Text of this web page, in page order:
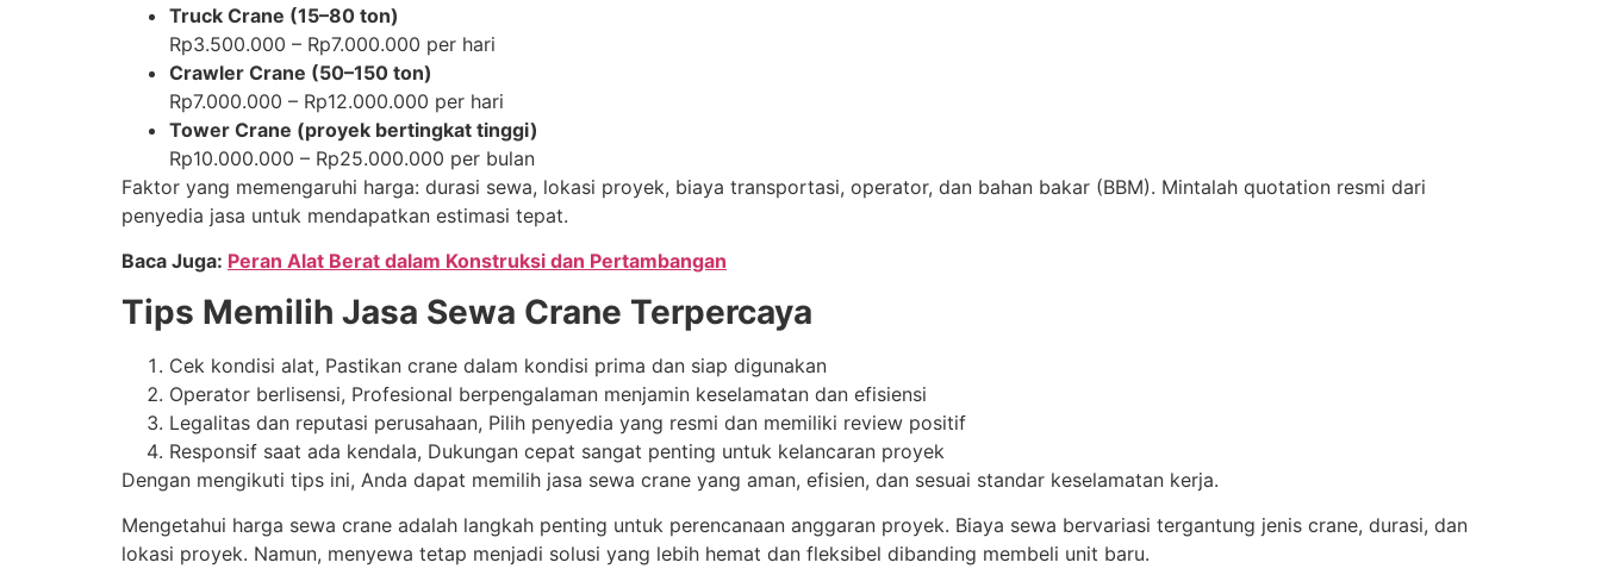
Truck Crane (15–80 ton)
Rp3.500.000 – Rp7.000.000 per hari
Crawler Crane (50–150 ton)
Rp7.000.000 – Rp12.000.000 per hari
Tower Crane (proyek bertingkat tinggi)
Rp10.000.000 – Rp25.000.000 per bulan
Faktor yang memengaruhi harga: durasi sewa, lokasi proyek, biaya transportasi, operator, dan bahan bakar (BBM). Mintalah quotation resmi dari
penyedia jasa untuk mendapatkan estimasi tepat.
Baca Juga: Peran Alat Berat dalam Konstruksi dan Pertambangan
Tips Memilih Jasa Sewa Crane Terpercaya
Cek kondisi alat, Pastikan crane dalam kondisi prima dan siap digunakan
Operator berlisensi, Profesional berpengalaman menjamin keselamatan dan efisiensi
Legalitas dan reputasi perusahaan, Pilih penyedia yang resmi dan memiliki review positif
Responsif saat ada kendala, Dukungan cepat sangat penting untuk kelancaran proyek
Dengan mengikuti tips ini, Anda dapat memilih jasa sewa crane yang aman, efisien, dan sesuai standar keselamatan kerja.
Mengetahui harga sewa crane adalah langkah penting untuk perencanaan anggaran proyek. Biaya sewa bervariasi tergantung jenis crane, durasi, dan
lokasi proyek. Namun, menyewa tetap menjadi solusi yang lebih hemat dan fleksibel dibanding membeli unit baru.